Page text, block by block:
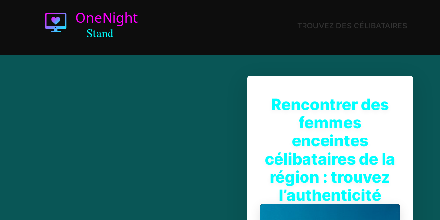
TROUVEZ DES CÉLIBATAIRES
Rencontrer des
femmes
enceintes
célibataires de la
région : trouvez
l’authenticité